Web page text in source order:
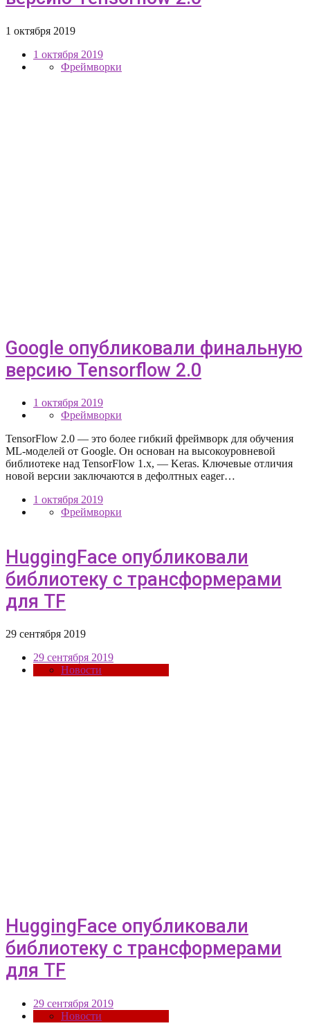
1 октября 2019
1 октября 2019
Фреймворки
Google опубликовали финальную
версию Tensorflow 2.0
1 октября 2019
Фреймворки
TensorFlow 2.0 — это более гибкий фреймворк для обучения
ML-моделей от Google. Он основан на высокоуровневой
библиотеке над TensorFlow 1.x, — Keras. Ключевые отличия
новой версии заключаются в дефолтных eager…
1 октября 2019
Фреймворки
HuggingFace опубликовали
библиотеку с трансформерами
для TF
29 сентября 2019
29 сентября 2019
Новости
HuggingFace опубликовали
библиотеку с трансформерами
для TF
29 сентября 2019
Новости